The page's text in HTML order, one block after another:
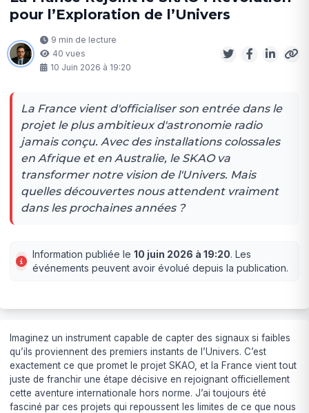
pour l’Exploration de l’Univers
9 min de lecture
40 vues
10 Juin 2026 à 19:20
La France vient d'officialiser son entrée dans le
projet le plus ambitieux d'astronomie radio
jamais conçu. Avec des installations colossales
en Afrique et en Australie, le SKAO va
transformer notre vision de l'Univers. Mais
quelles découvertes nous attendent vraiment
dans les prochaines années ?
Information publiée le10 juin 2026 à 19:20. Les
événements peuvent avoir évolué depuis la publication.
Imaginez un instrument capable de capter des signaux si faibles
qu’ils proviennent des premiers instants de l’Univers. C’est
exactement ce que promet le projet SKAO, et la France vient tout
juste de franchir une étape décisive en rejoignant officiellement
cette aventure internationale hors norme. J’ai toujours été
fasciné par ces projets qui repoussent les limites de ce que nous